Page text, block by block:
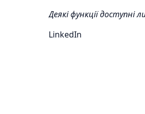
Деякі функції доступні
LinkedIn